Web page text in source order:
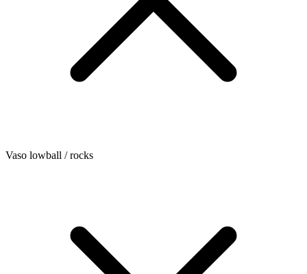
Vaso lowball / rocks